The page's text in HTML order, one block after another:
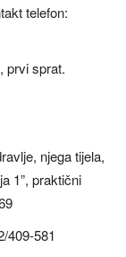
telefon:
prvi sprat.
njega tijela,
1”, praktični
409-581